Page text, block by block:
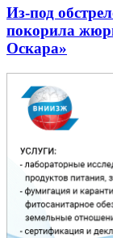
Из-под
покорила
Оскара»